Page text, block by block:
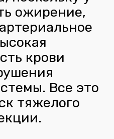
ожирение,
крови
Все это
тяжелого